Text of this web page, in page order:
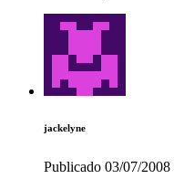
jackelyne
Publicado 03/07/2008